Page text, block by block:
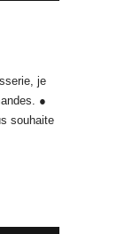
je
●
souhaite